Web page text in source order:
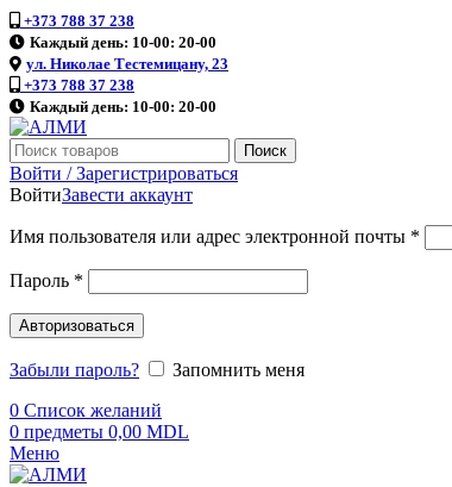
+373 788 37 238
Каждый день: 10-00: 20-00
ул. Николае Тестемицану, 23
+373 788 37 238
Каждый день: 10-00: 20-00
Поиск
Войти / Зарегистрироваться
ВойтиЗавести аккаунт
Имя пользователя или адрес электронной почты *
Пароль *
Авторизоваться
Забыли пароль?
Запомнить меня
0 Список желаний
0 предметы 0,00 MDL
Меню